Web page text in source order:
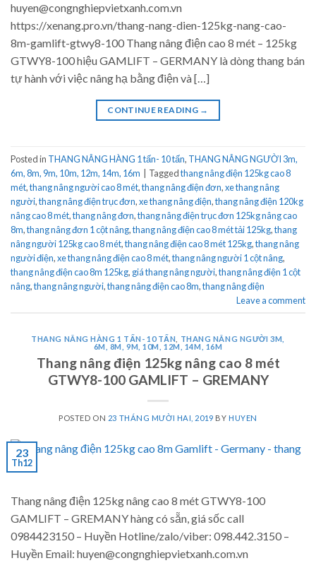
huyen@congnghiepvietxanh.com.vn
https://xenang.pro.vn/thang-nang-dien-125kg-nang-cao-
8m-gamlift-gtwy8-100 Thang nâng điện cao 8 mét – 125kg
GTWY8-100 hiệu GAMLIFT – GERMANY là dòng thang bán
tự hành với việc nâng hạ bằng điện và […]
CONTINUE READING →
Posted in THANG NÂNG HÀNG 1 tấn- 10 tấn, THANG NÂNG NGƯỜI 3m,
6m, 8m, 9m, 10m, 12m, 14m, 16m
Taggedthang nâng điện 125kg cao 8
mét,thang nâng người cao 8 mét,thang nâng điện đơn,xe thang nâng
người,thang nâng điện trục đơn,xe thang nâng điện,thang nâng điện 120kg
nâng cao 8 mét,thang nâng đơn,thang nâng điện trục đơn 125kg nâng cao
8m,thang nâng đơn 1 cột nâng,thang nâng điện cao 8 mét tải 125kg,thang
nâng người 125kg cao 8 mét,thang nâng điện cao 8 mét 125kg,thang nâng
người điện,xe thang nâng điện cao 8 mét,thang nâng người 1 cột nâng,
thang nâng điện cao 8m 125kg, giá thang nâng người,thang nâng điện 1 cột
nâng,thang nâng người,thang nâng điện cao 8m,thang nâng điện
Leave a comment
THANG NÂNG HÀNG 1 TẤN- 10 TẤN
THANG NÂNG NGƯỜI 3M,
6M, 8M, 9M, 10M, 12M, 14M, 16M
Thang nâng điện 125kg nâng cao 8 mét
GTWY8-100 GAMLIFT – GREMANY
POSTED ON 23 THÁNG MƯỜI HAI, 2019 BY HUYEN
23
Th12
Thang nâng điện 125kg nâng cao 8 mét GTWY8-100
GAMLIFT – GREMANY hàng có sẵn, giá sốc call
0984423150 – Huyền Hotline/zalo/viber: 098.442.3150 –
Huyền Email: huyen@congnghiepvietxanh.com.vn